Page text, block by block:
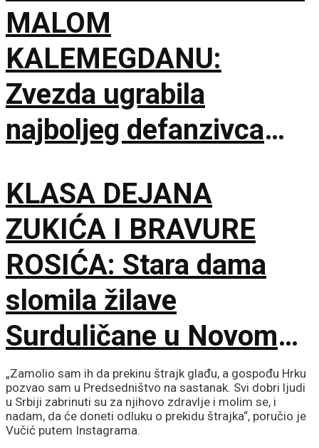
MALOM
KALEMEGDANU:
Zvezda ugrabila
najboljeg defanzivca
spoljnu liniju!
KLASA DEJANA
ZUKIĆA I BRAVURE
ROSIĆA: Stara dama
slomila žilave
Surduličane u Novom
Sadu za maksimalan
učinak!
„Zamolio sam ih da prekinu štrajk glađu, a gospođu Hrku
pozvao sam u Predsedništvo na sastanak. Svi dobri ljudi
u Srbiji zabrinuti su za njihovo zdravlje i molim se, i
nadam, da će doneti odluku o prekidu štrajka“, poručio je
Vučić putem Instagrama.